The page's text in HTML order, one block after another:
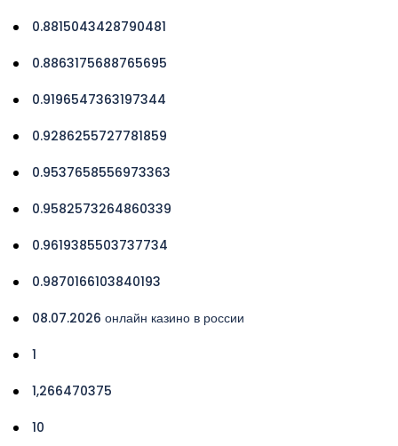
0.8815043428790481
0.8863175688765695
0.9196547363197344
0.9286255727781859
0.9537658556973363
0.9582573264860339
0.9619385503737734
0.9870166103840193
08.07.2026 онлайн казино в россии
1
1,266470375
10